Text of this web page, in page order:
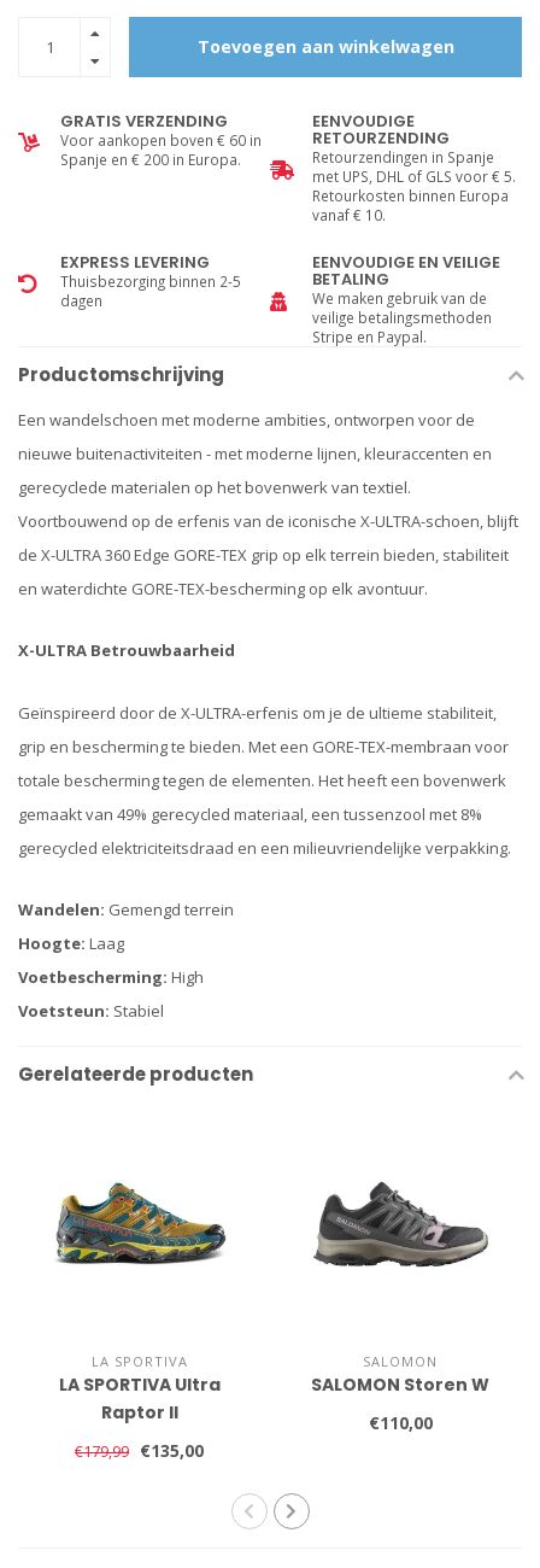
Toevoegen aan winkelwagen
GRATIS VERZENDING
Voor aankopen boven € 60 in
Spanje en € 200 in Europa.
EENVOUDIGE
RETOURZENDING
Retourzendingen in Spanje
met UPS, DHL of GLS voor € 5.
Retourkosten binnen Europa
vanaf € 10.
EXPRESS LEVERING
Thuisbezorging binnen 2-5
dagen
EENVOUDIGE EN VEILIGE
BETALING
We maken gebruik van de
veilige betalingsmethoden
Stripe en Paypal.
Productomschrijving
Een wandelschoen met moderne ambities, ontworpen voor de
nieuwe buitenactiviteiten - met moderne lijnen, kleuraccenten en
gerecyclede materialen op het bovenwerk van textiel.
Voortbouwend op de erfenis van de iconische X-ULTRA-schoen, blijft
de X-ULTRA 360 Edge GORE-TEX grip op elk terrein bieden, stabiliteit
en waterdichte GORE-TEX-bescherming op elk avontuur.
X-ULTRA Betrouwbaarheid
Geïnspireerd door de X-ULTRA-erfenis om je de ultieme stabiliteit,
grip en bescherming te bieden. Met een GORE-TEX-membraan voor
totale bescherming tegen de elementen. Het heeft een bovenwerk
gemaakt van 49% gerecycled materiaal, een tussenzool met 8%
gerecycled elektriciteitsdraad en een milieuvriendelijke verpakking.
Wandelen: Gemengd terrein
Hoogte: Laag
Voetbescherming: High
Voetsteun: Stabiel
Gerelateerde producten
LA SPORTIVA
LA SPORTIVA Ultra
Raptor II
€179,99 €135,00
SALOMON
SALOMON Storen W
€110,00